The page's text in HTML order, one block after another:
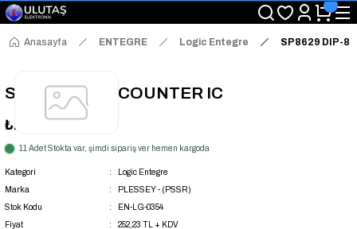
"Saat 14:00'a Kadar Verilen Siparişlerde Aynı Gün Kargo Avantajı!
"Binlerce Ürün Çeşitliliği ile Stoktan Hemen Teslim."
"Toptan Fiyatına Perakende Satış Avantajını Kaçırmayın!"
Anasayfa ENTEGRE Logic Entegre SP8629 DIP-8
SP8629 DIP-8 COUNTER IC
₺252,23+ KDV
11 Adet Stokta var, şimdi sipariş ver hemen kargoda
Kategori
Logic Entegre
Marka
PLESSEY - (PSSR)
Stok Kodu
EN-LG-0354
Fiyat
252,23 TL + KDV